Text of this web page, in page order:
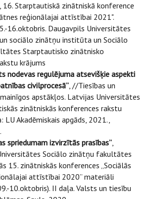
, 16. Starptautiskā zinātniskā konference
reģionālajai attīstībai 2021".
16.oktobris. Daugavpils Universitātes
sociālo zinātņu institūta un Sociālo
Starptautisko zinātnisko
krājums
nodevas regulējuma atsevišķie aspekti
civilprocesā”, //Tiesības un
apstākļos. Latvijas Universitātes
zinātniskās konferences rakstu
LU Akadēmiskais apgāds, 2021.,
spriedumam izvirzītās prasības”,
Sociālo zinātņu fakultātes
15. zinātniskās konferences „Sociālās
attīstībai 2020” materiāli
10.oktobris). II daļa. Valsts un tiesību